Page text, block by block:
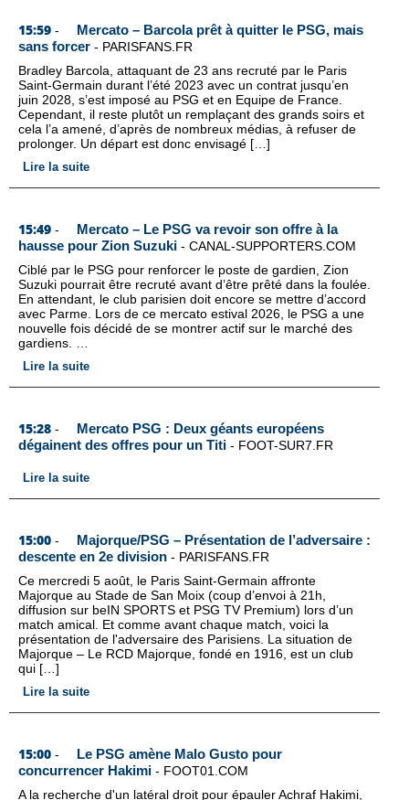
15:59 -
Mercato – Barcola prêt à quitter le PSG, mais
sans forcer - PARISFANS.FR
Bradley Barcola, attaquant de 23 ans recruté par le Paris
Saint-Germain durant l’été 2023 avec un contrat jusqu’en
juin 2028, s’est imposé au PSG et en Equipe de France.
Cependant, il reste plutôt un remplaçant des grands soirs et
cela l’a amené, d’après de nombreux médias, à refuser de
prolonger. Un départ est donc envisagé […]
Lire la suite
15:49 -
Mercato – Le PSG va revoir son offre à la
hausse pour Zion Suzuki - CANAL-SUPPORTERS.COM
Ciblé par le PSG pour renforcer le poste de gardien, Zion
Suzuki pourrait être recruté avant d’être prêté dans la foulée.
En attendant, le club parisien doit encore se mettre d’accord
avec Parme. Lors de ce mercato estival 2026, le PSG a une
nouvelle fois décidé de se montrer actif sur le marché des
gardiens. …
Lire la suite
15:28 -
Mercato PSG : Deux géants européens
dégainent des offres pour un Titi - FOOT-SUR7.FR
Lire la suite
15:00 -
Majorque/PSG – Présentation de l’adversaire :
descente en 2e division - PARISFANS.FR
Ce mercredi 5 août, le Paris Saint-Germain affronte
Majorque au Stade de San Moix (coup d’envoi à 21h,
diffusion sur beIN SPORTS et PSG TV Premium) lors d’un
match amical. Et comme avant chaque match, voici la
présentation de l'adversaire des Parisiens. La situation de
Majorque – Le RCD Majorque, fondé en 1916, est un club
qui […]
Lire la suite
15:00 -
Le PSG amène Malo Gusto pour
concurrencer Hakimi - FOOT01.COM
A la recherche d'un latéral droit pour épauler Achraf Hakimi,